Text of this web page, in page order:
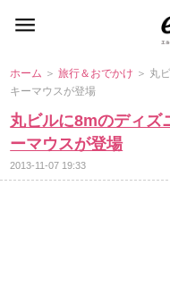
ホーム ＞旅行＆おでかけ ＞ 丸
キーマウスが登場
丸ビルに8mのディ
ーマウスが登場
2013-11-07 19:33